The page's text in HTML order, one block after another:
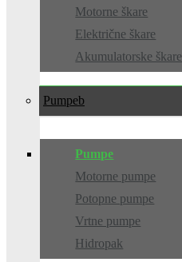
Motorne škare
Električne škare
Akumulatorske škare
Pumpe
Pumpe
Motorne pumpe
Potopne pumpe
Vrtne pumpe
Hidropak